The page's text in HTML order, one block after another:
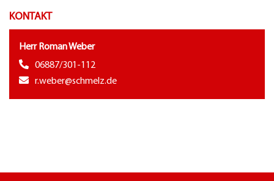
KONTAKT
Herr Roman Weber
06887/301-112
r.weber@schmelz.de